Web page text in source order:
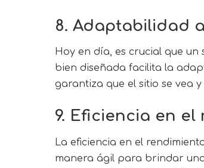
8. Adaptabilidad
Hoy en día, es crucial que
bien diseñada facilita la
garantiza que el sitio se vea
9. Eficiencia en el
La eficiencia en el
manera ágil para brindar